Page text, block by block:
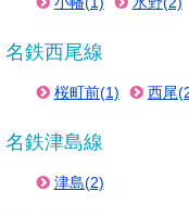
名鉄西尾線
桜町前(1) 西尾
名鉄津島線
津島(2)